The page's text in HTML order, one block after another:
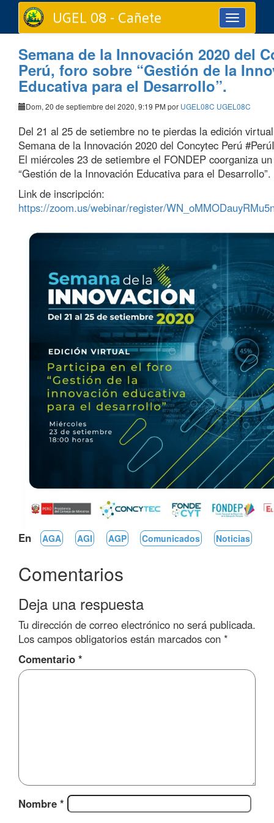
Toggle
navigation
UGEL 08 - Cañete
Semana de la Innovación 2020 del
Perú, foro sobre “Gestión de la
Educativa para el Desarrollo”.
Dom, 20 de septiembre del 2020, 9:19 PM por UGEL08C UGEL08C
Del 21 al 25 de setiembre no te pierdas la edición
Semana de la Innovación 2020 del Concytec Perú
El miércoles 23 de setiembre el FONDEP coorganiza
“Gestión de la Innovación Educativa para el Desarrollo”.
Link de inscripción:
https://zoom.us/webinar/register/
En AGA AGI AGP Comunicados Noticias
Comentarios
Deja una respuesta
Tu dirección de correo electrónico no será publicada.
Los campos obligatorios están marcados con *
Comentario *
Nombre *